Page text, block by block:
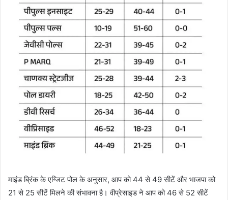
माइंड ब्रिंक के एग्जिट पोल के अनुसार, आप को 44 से 49 सीटें और भाजपा को
21 से 25 सीटें मिलने की संभावना है। वीप्रेसाइड ने आप को 46 से 52 सीटें